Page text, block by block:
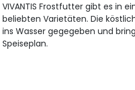
VIVANTIS Frostfutter gibt es in
beliebten Varietäten. Die
ins Wasser gegegeben und
Speiseplan.